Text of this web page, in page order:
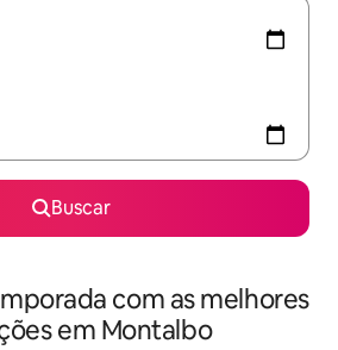
Buscar
com as melhores
em Montalbo